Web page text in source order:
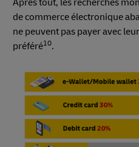
de commerce électronique
ne peuvent pas payer avec
préféré10.